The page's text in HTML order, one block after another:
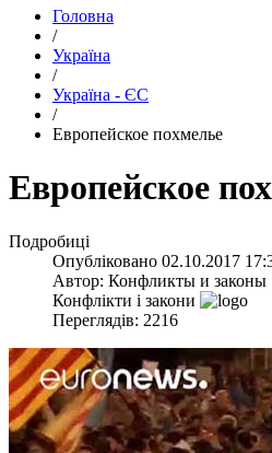
Головна
/
Україна
/
Україна - ЄС
/
​Европейское похмелье
​Европейское
Подробиці
Опубліковано 02.10.2017
Автор: Конфликты и законы
Конфлікти і закони
Переглядів: 2216